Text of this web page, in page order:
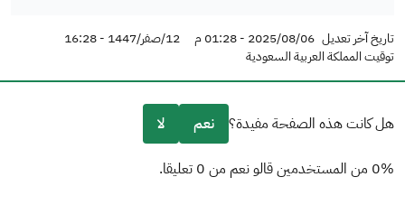
تاريخ آخر تعديل 2025/08/06 - 01:28 م
12/صفر/1447 - 16:28
توقيت المملكة العربية السعودية
هل كانت هذه الصفحة مفيدة؟ نعم لا
0% من المستخدمين قالو نعم من 0 تعليقا.